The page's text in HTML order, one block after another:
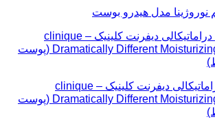
مدل هیدرو بوست
ژل آبرسان دراماتیکالی دیفرنت کلینیک – clinique
Dramatically Different Moisturizing Gel 125 ml (پوست